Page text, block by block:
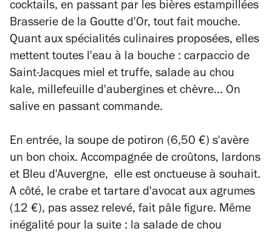
cocktails, en passant par les bières estampillées
Brasserie de la Goutte d'Or, tout fait mouche.
Quant aux spécialités culinaires proposées, elles
mettent toutes l'eau à la bouche : carpaccio de
Saint-Jacques miel et truffe, salade au chou
kale, millefeuille d'aubergines et chèvre... On
salive en passant commande.
En entrée, la soupe de potiron (6,50 €) s'avère
un bon choix. Accompagnée de croûtons, lardons
et Bleu d'Auvergne, elle est onctueuse à souhait.
A côté, le crabe et tartare d'avocat aux agrumes
(12 €), pas assez relevé, fait pâle figure. Même
inégalité pour la suite : la salade de chou